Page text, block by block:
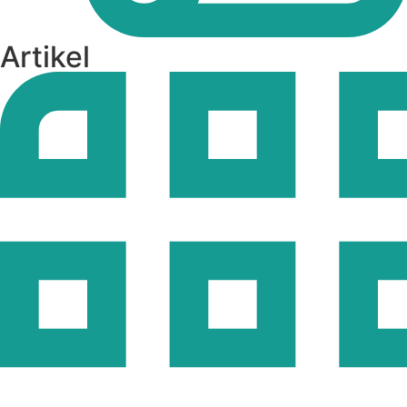
Artikel